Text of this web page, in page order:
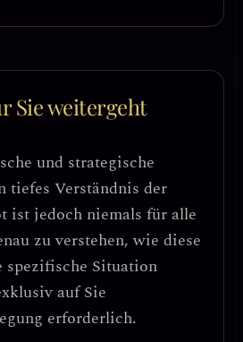
Sie weitergeht
und strategische
tiefes Verständnis der
ist jedoch niemals für alle
zu verstehen, wie diese
Situation
auf Sie
erforderlich.